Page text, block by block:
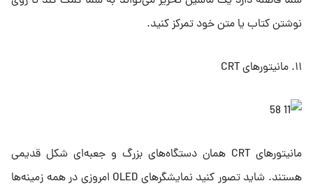
نوشتن کتاب یا متن خود تمرکز کنید.
۱۱. مانیتورهای CRT
مانیتورهای CRT همان دستگاه‌های بزرگ و جعبه‌ای شکل قدیمی
هستند. شاید تصور کنید نمایشگرهای OLED امروزی در همه زمینه‌ها